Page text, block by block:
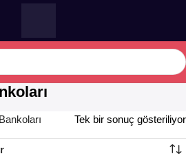
Tek bir sonuç gösteriliyor